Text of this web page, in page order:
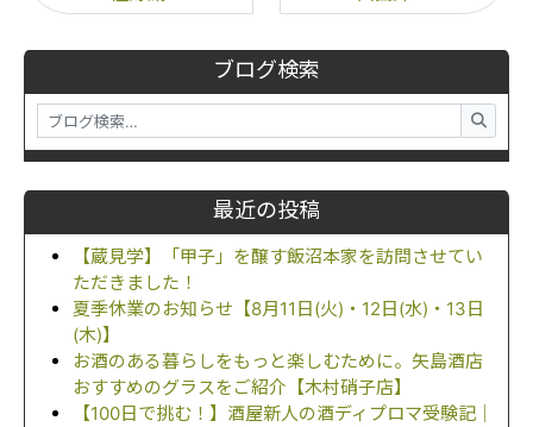
ブログ検索
最近の投稿
【蔵見学】「甲子」を醸す飯沼本家を訪問させてい
ただきました！
夏季休業のお知らせ【8月11日(火)・12日(水)・13日
(木)】
お酒のある暮らしをもっと楽しむために。矢島酒店
おすすめのグラスをご紹介【木村硝子店】
【100日で挑む！】酒屋新人の酒ディプロマ受験記｜